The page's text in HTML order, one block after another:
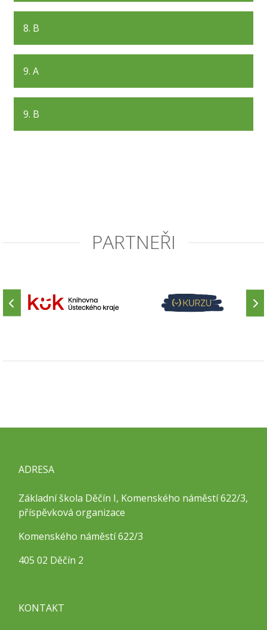
8. B
9. A
9. B
PARTNEŘI
ADRESA
Základní škola Děčín I, Komenského náměstí 622/3,
příspěvková organizace
Komenského náměstí 622/3
405 02 Děčín 2
KONTAKT